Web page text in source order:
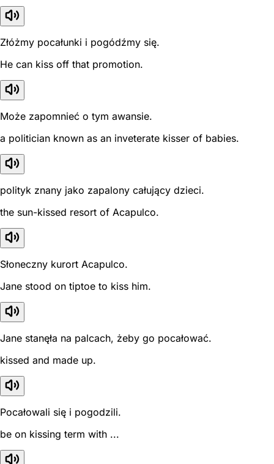
Złóżmy pocałunki i pogódźmy się.
He can kiss off that promotion.
Może zapomnieć o tym awansie.
a politician known as an inveterate kisser of babies.
polityk znany jako zapalony całujący dzieci.
the sun-kissed resort of Acapulco.
Słoneczny kurort Acapulco.
Jane stood on tiptoe to kiss him.
Jane stanęła na palcach, żeby go pocałować.
kissed and made up.
Pocałowali się i pogodzili.
be on kissing term with ...